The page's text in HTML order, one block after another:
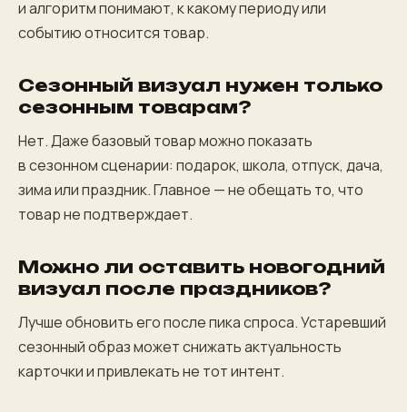
и алгоритм понимают, к какому периоду или
событию относится товар.
Сезонный визуал нужен только
сезонным товарам?
Нет. Даже базовый товар можно показать
в сезонном сценарии: подарок, школа, отпуск, дача,
зима или праздник. Главное — не обещать то, что
товар не подтверждает.
Можно ли оставить новогодний
визуал после праздников?
Лучше обновить его после пика спроса. Устаревший
сезонный образ может снижать актуальность
карточки и привлекать не тот интент.